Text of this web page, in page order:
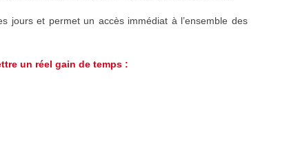
jours et permet un accès immédiat à l’ensemble des
un réel gain de temps :